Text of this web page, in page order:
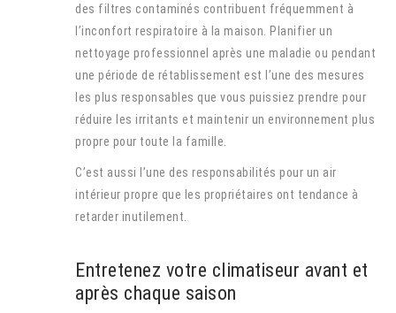
des filtres contaminés contribuent fréquemment à
l’inconfort respiratoire à la maison. Planifier un
nettoyage professionnel après une maladie ou pendant
une période de rétablissement est l’une des mesures
les plus responsables que vous puissiez prendre pour
réduire les irritants et maintenir un environnement plus
propre pour toute la famille.
C’est aussi l’une des responsabilités pour un air
intérieur propre que les propriétaires ont tendance à
retarder inutilement.
Entretenez votre climatiseur avant et
après chaque saison